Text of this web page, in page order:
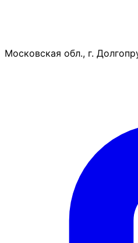
Московская обл., г.